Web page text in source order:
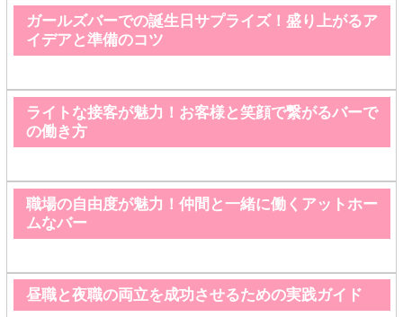
ガールズバーでの誕生日サプライズ！盛り上がるア
イデアと準備のコツ
ライトな接客が魅力！お客様と笑顔で繋がるバーで
の働き方
職場の自由度が魅力！仲間と一緒に働くアットホー
ムなバー
昼職と夜職の両立を成功させるための実践ガイド